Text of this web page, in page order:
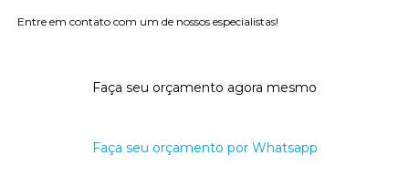
Entre em contato com um de nossos especialistas!
Faça seu orçamento agora mesmo
Faça seu orçamento por Whatsapp